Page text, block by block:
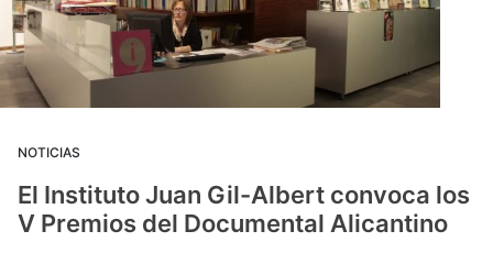
NOTICIAS
El Instituto Juan Gil-Albert convoca los
V Premios del Documental Alicantino